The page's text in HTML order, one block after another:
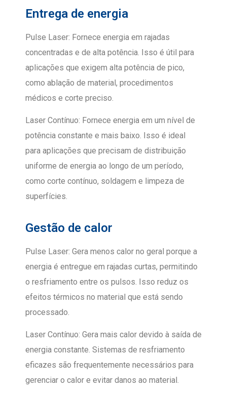
Entrega de energia
Pulse Laser: Fornece energia em rajadas
concentradas e de alta potência. Isso é útil para
aplicações que exigem alta potência de pico,
como ablação de material, procedimentos
médicos e corte preciso.
Laser Contínuo: Fornece energia em um nível de
potência constante e mais baixo. Isso é ideal
para aplicações que precisam de distribuição
uniforme de energia ao longo de um período,
como corte contínuo, soldagem e limpeza de
superfícies.
Gestão de calor
Pulse Laser: Gera menos calor no geral porque a
energia é entregue em rajadas curtas, permitindo
o resfriamento entre os pulsos. Isso reduz os
efeitos térmicos no material que está sendo
processado.
Laser Contínuo: Gera mais calor devido à saída de
energia constante. Sistemas de resfriamento
eficazes são frequentemente necessários para
gerenciar o calor e evitar danos ao material.